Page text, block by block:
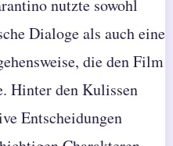
nutzte sowohl
Dialoge als auch eine
die den Film
Hinter den Kulissen
Entscheidungen